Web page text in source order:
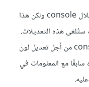
تعرفنا إلى الآن إلى كيفية تعديل DOM من خلال console ولكن هذا
هذه التعديلات.
في المقالة مدخل إلى DOM استخدمنا console من أجل تعديل لون
سابقًا مع المعلومات في